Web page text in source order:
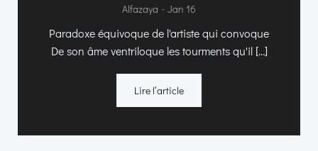
Alfazaya - Jan 16
Paradoxe équivoque de l'artiste qui convoque
De son âme ventriloque les tourments qu'il […]
Lire l‘article